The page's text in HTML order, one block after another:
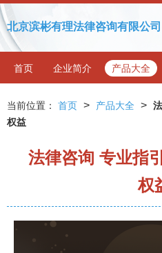
北京滨彬有理法律咨询有限公司
首页 企业简介 产品大全
当前位置： 首页 > 产品大全 >
权益
法律咨询 专业指
权